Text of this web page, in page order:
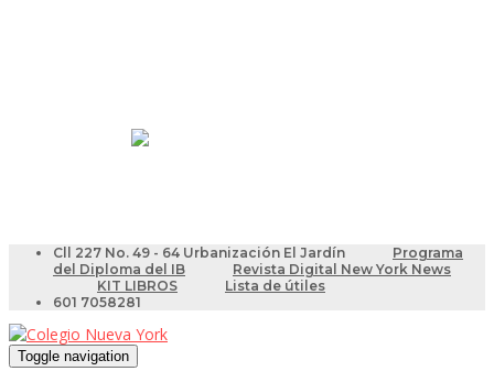
Cll 227 No. 49 - 64 Urbanización El Jardín
Programa
del Diploma del IB
Revista Digital New York News
KIT LIBROS
Lista de útiles
601 7058281
Toggle navigation